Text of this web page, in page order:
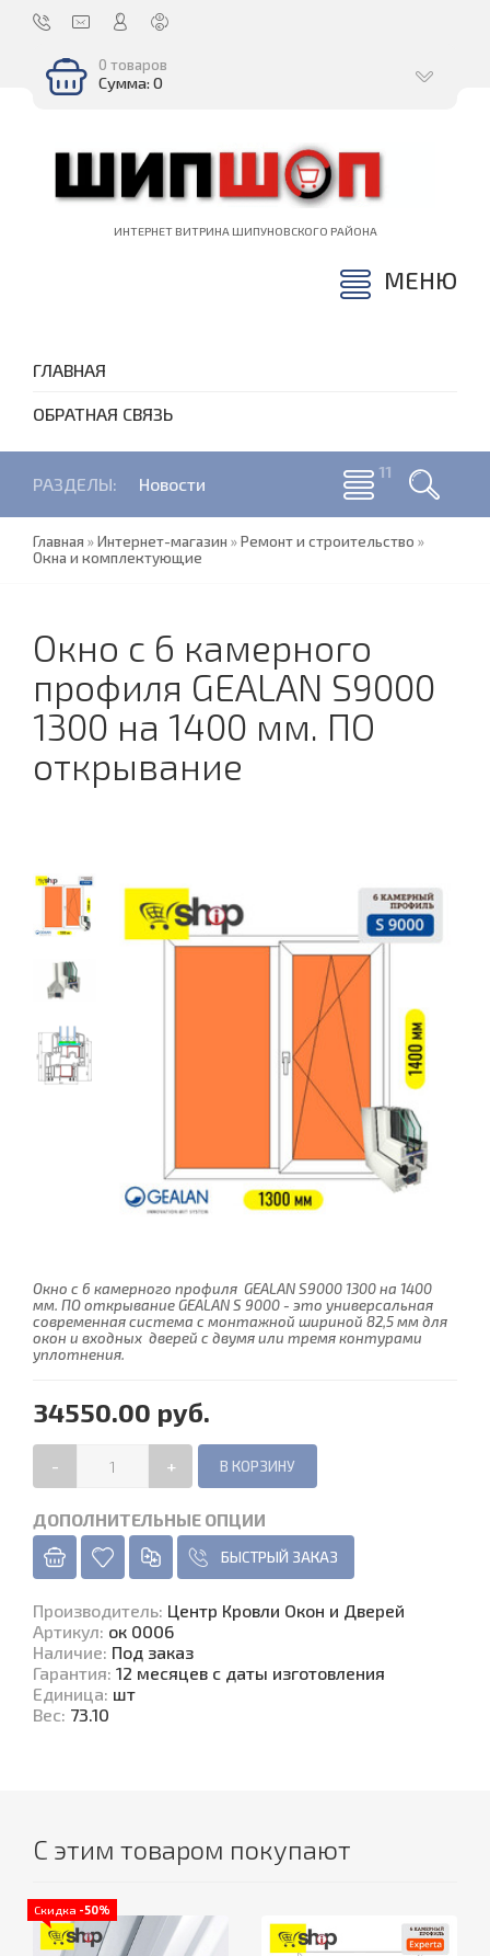
0 товаров
Сумма: 0
ИНТЕРНЕТ ВИТРИНА ШИПУНОВСКОГО РАЙОНА
МЕНЮ
ГЛАВНАЯ
ОБРАТНАЯ СВЯЗЬ
РАЗДЕЛЫ: Новости
Главная »Интернет-магазин »Ремонт и строительство »
Окна и комплектующие
Окно с 6 камерного
профиля GEALAN S9000
1300 на 1400 мм. ПО
открывание
Окно с 6 камерного профиля GEALAN S9000 1300 на 1400
мм. ПО открывание GEALAN S 9000 - это универсальная
современная система с монтажной шириной 82,5 мм для
окон и входных дверей с двумя или тремя контурами
уплотнения.
34550.00 руб.
- +
ДОПОЛНИТЕЛЬНЫЕ ОПЦИИ
БЫСТРЫЙ ЗАКАЗ
Производитель: Центр Кровли Окон и Дверей
Артикул: ок 0006
Наличие: Под заказ
Гарантия: 12 месяцев с даты изготовления
Единица: шт
Вес: 73.10
С этим товаром покупают
Скидка -50%